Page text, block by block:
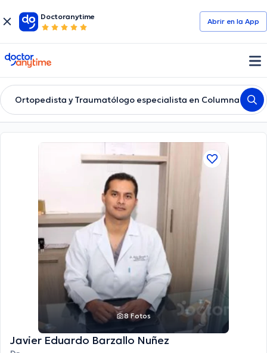
Doctoranytime
Abrir en la App
doctoranytime
Ortopedista y Traumatólogo especialista en Columna
8 Fotos
Javier Eduardo Barzallo Nuñez